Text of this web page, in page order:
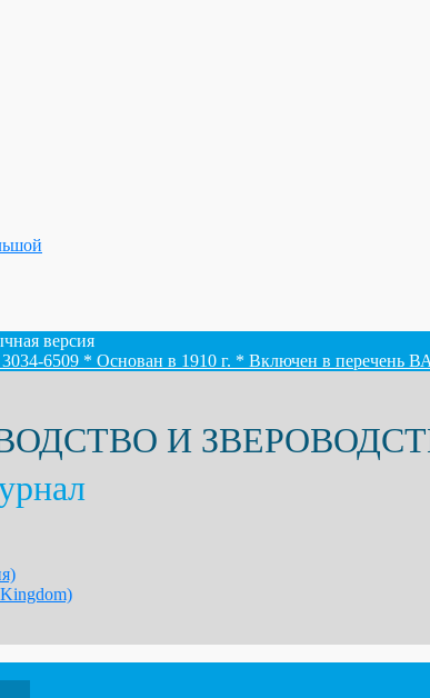
версия
6509 * Основан в 1910 г. * Включен в перечень
И